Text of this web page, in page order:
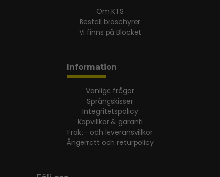
Om KTS
Beställ broschyrer
Vi finns på Blocket
Information
Vanliga frågor
Sprängskisser
Integritetspolicy
Köpvillkor & garanti
Frakt- och leveransvillkor
Ångerrätt och returpolicy